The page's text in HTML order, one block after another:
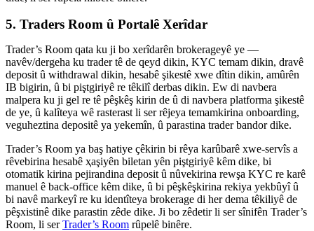
5. Traders Room û Portalê Xerîdar
Trader’s Room qata ku ji bo xerîdarên brokerageyê ye —
navêv/dergeha ku trader tê de qeyd dikin, KYC temam dikin, dravê
deposit û withdrawal dikin, hesabê şikestê xwe dîtin dikin, amûrên
IB bigirin, û bi piştgiriyê re têkilî derbas dikin. Ew di navbera
malpera ku ji gel re tê pêşkêş kirin de û di navbera platforma şikestê
de ye, û kalîteya wê rasterast li ser rêjeya temamkirina onboarding,
veguheztina depositê ya yekemîn, û parastina trader bandor dike.
Trader’s Room ya baş hatiye çêkirin bi rêya karûbarê xwe-servîs a
rêvebirina hesabê ҳаşiyên biletan yên piştgiriyê kêm dike, bi
otomatik kirina pejirandina deposit û nûvekirina rewşa KYC re karê
manuel ê back-office kêm dike, û bi pêşkêşkirina rekiya yekbûyî û
bi navê markeyî re ku identîteya brokerage di her dema têkiliyê de
pêşxistinê dike parastin zêde dike. Ji bo zêdetir li ser sînifên Trader’s
Room, li serTrader’s Room rûpelê binêre.